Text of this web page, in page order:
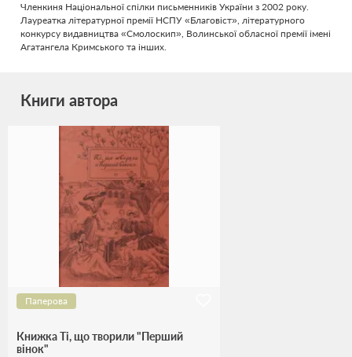
Членкиня Національної спілки письменників України з 2002 року.
Лауреатка літературної премії НСПУ «Благовіст», літературного
конкурсу видавництва «Смолоскип», Волинської обласної премії імені
Агатангела Кримського та інших.
Книги автора
Паперова
Книжка Ті, що творили "Перший
вінок"